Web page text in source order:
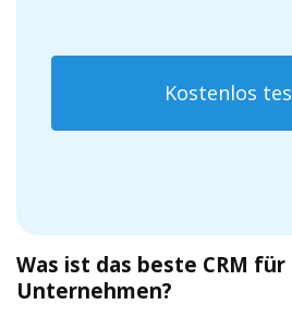
Kostenlos
Was ist das beste CRM
Unternehmen?